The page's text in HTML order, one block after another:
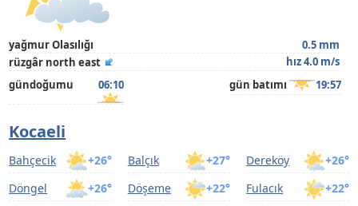
yağmur Olasılığı
0.5 mm
rüzgâr north east
hız 4.0 m/s
gündoğumu
06:10 gün batımı 19:57
Kocaeli
+26°
Bahçecik +27°
Balçık +26°
Dereköy
+26°
Döngel +22°
Döşeme +22°
Fulacık